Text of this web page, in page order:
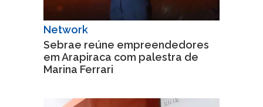
Network
Sebrae reúne empreendedores
em Arapiraca com palestra de
Marina Ferrari